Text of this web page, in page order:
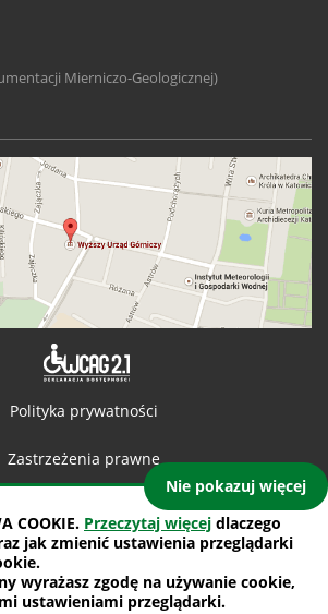
COOKIE. Przeczytaj więcej dlaczego
jak zmienić ustawienia przeglądarki
wyrażasz zgodę na używanie cookie,
ustawieniami przeglądarki.
Nie pokazuj więcej
Mierniczo-Geologicznej)
Polityka prywatności
Zastrzeżenia prawne
Mapa witryny